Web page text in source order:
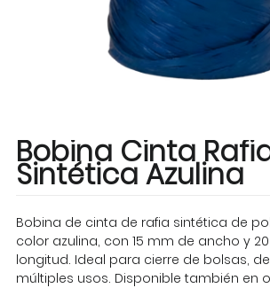
Bobina Cinta
Sintética Azulina
Bobina de cinta de rafia sintética de
color azulina, con 15 mm de ancho y
longitud. Ideal para cierre de bolsas,
múltiples usos. Disponible también en